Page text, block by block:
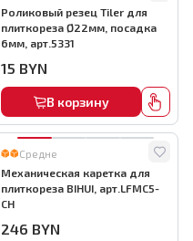
Роликовый резец Tiler для
плиткореза Ø22мм, посадка
6мм, арт.5331
15 BYN
В корзину
Средне
Механическая каретка для
плиткореза BIHUI, арт.LFMC5-
CH
246 BYN